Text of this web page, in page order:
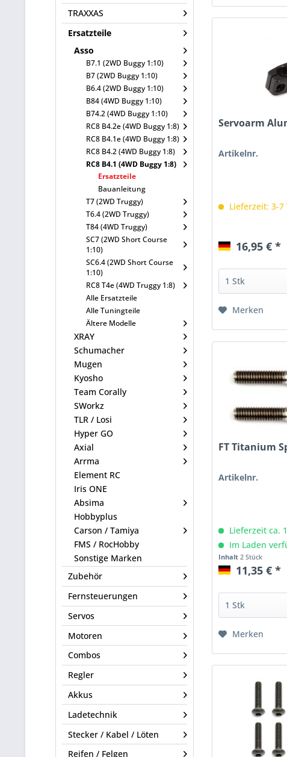
TRAXXAS
Ersatzteile
Asso
B7.1 (2WD Buggy 1:10)
B7 (2WD Buggy 1:10)
B6.4 (2WD Buggy 1:10)
B84 (4WD Buggy 1:10)
B74.2 (4WD Buggy 1:10)
RC8 B4.2e (4WD Buggy 1:8)
RC8 B4.1e (4WD Buggy 1:8)
RC8 B4.2 (4WD Buggy 1:8)
RC8 B4.1 (4WD Buggy 1:8)
Ersatzteile
Bauanleitung
T7 (2WD Truggy)
T6.4 (2WD Truggy)
T84 (4WD Truggy)
SC7 (2WD Short Course
1:10)
SC6.4 (2WD Short Course
1:10)
RC8 T4e (4WD Truggy 1:8)
Alle Ersatzteile
Alle Tuningteile
Ältere Modelle
XRAY
Schumacher
Mugen
Kyosho
Team Corally
SWorkz
TLR / Losi
Hyper GO
Axial
Arrma
Element RC
Iris ONE
Absima
Hobbyplus
Carson / Tamiya
FMS / RocHobby
Sonstige Marken
Zubehör
Fernsteuerungen
Servos
Motoren
Combos
Regler
Akkus
Ladetechnik
Stecker / Kabel / Löten
Reifen / Felgen
Servoarm
Artikelnr.
Lieferzeit: 3-7
16,95 € *
Merken
FT Titanium
Artikelnr.
Lieferzeit ca.
Im Laden
Inhalt 2 Stück
11,35 € *
Merken